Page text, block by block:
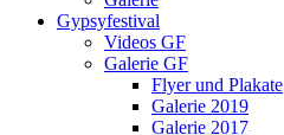
Gypsyfestival
Videos GF
Galerie GF
Flyer und Plakate
Galerie 2019
Galerie 2017